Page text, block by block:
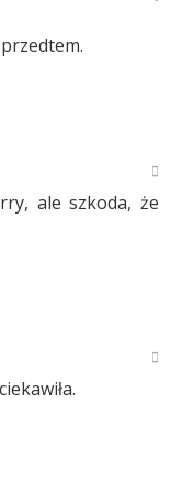
ale szkoda, że